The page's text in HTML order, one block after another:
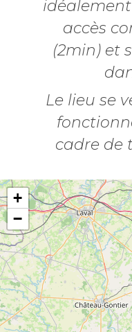
accès
(2min) et
Le lieu se
cadre de
+
−